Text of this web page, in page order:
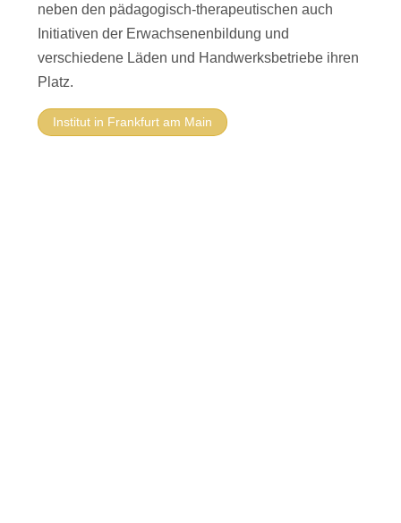
neben den pädagogisch-therapeutischen auch
Initiativen der Erwachsenenbildung und
verschiedene Läden und Handwerksbetriebe ihren
Platz.
Institut in Frankfurt am Main